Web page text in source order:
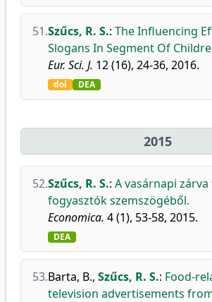
51.Szűcs, R. S.: The Influencing
Slogans In Segment Of
Eur. Sci. J. 12 (16), 24-36, 2016.
doi DEA
2015
52.Szűcs, R. S.: A vasárnapi
fogyasztók szemszögéből.
Economica. 4 (1), 53-58, 2015.
DEA
53.Barta, B., Szűcs, R. S.: Food-
television advertisements